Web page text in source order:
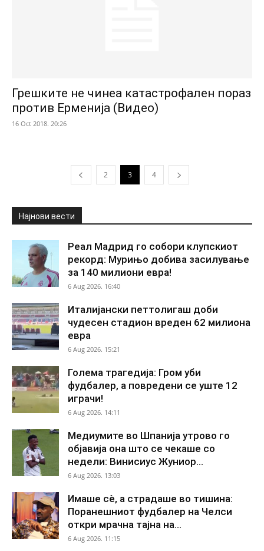
Грешките не чинеа катастрофален пораз
против Ерменија (Видео)
16 Oct 2018. 20:26
2 3 4
Најнови вести
Реал Мадрид го собори клупскиот
рекорд: Мурињо добива засилување
за 140 милиони евра!
6 Aug 2026. 16:40
Италијански петтолигаш доби
чудесен стадион вреден 62 милиона
евра
6 Aug 2026. 15:21
Голема трагедија: Гром уби
фудбалер, а повредени се уште 12
играчи!
6 Aug 2026. 14:11
Медиумите во Шпанија утрово го
објавија она што се чекаше со
недели: Винисиус Жуниор...
6 Aug 2026. 13:03
Имаше сè, а страдаше во тишина:
Поранешниот фудбалер на Челси
откри мрачна тајна на...
6 Aug 2026. 11:15